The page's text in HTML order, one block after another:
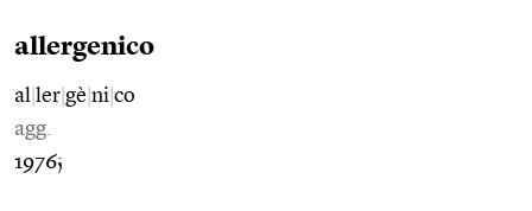
allergenico
al ler gè ni co
agg.
1976;